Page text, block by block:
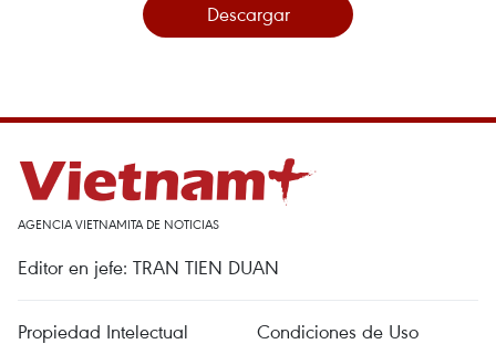
Descargar
AGENCIA VIETNAMITA DE NOTICIAS
Editor en jefe: TRAN TIEN DUAN
Propiedad Intelectual Condiciones de Uso